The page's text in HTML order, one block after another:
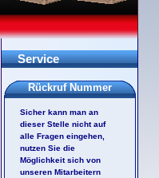
Service
Rückruf Nummer
Sicher kann man an
dieser Stelle nicht auf
alle Fragen eingehen,
nutzen Sie die
Möglichkeit sich von
unseren Mitarbeitern